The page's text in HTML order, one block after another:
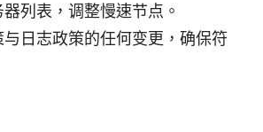
列表，调整慢速节点。
日志政策的任何变更，确保符